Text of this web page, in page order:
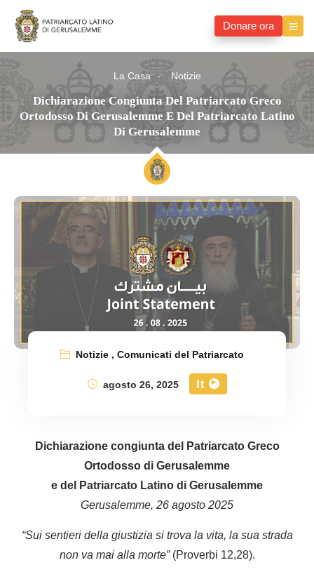
Donare ora
La Casa Notizie
Dichiarazione Congiunta Del Patriarcato Greco
Ortodosso Di Gerusalemme E Del Patriarcato Latino
Di Gerusalemme
Notizie,Comunicati del Patriarcato
agosto 26, 2025
It
Dichiarazione congiunta del Patriarcato Greco
Ortodosso di Gerusalemme
e del Patriarcato Latino di Gerusalemme
Gerusalemme, 26 agosto 2025
“Sui sentieri della giustizia si trova la vita, la sua strada
non va mai alla morte”(Proverbi 12,28).